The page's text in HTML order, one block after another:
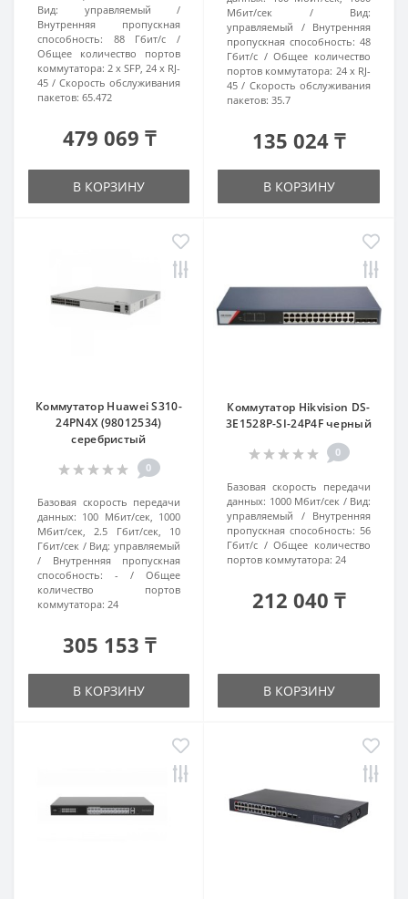
Вид:
управляемый
Внутренняя пропускная
способность:
88 Гбит/с
Общее количество портов
коммутатора: 2 x SFP, 24 х RJ-
45
Скорость обслуживания
пакетов: 65.472
479 069 ₸
В КОРЗИНУ
Мбит/сек
Вид:
управляемый
Внутренняя
пропускная способность: 48
Гбит/с
Общее количество
портов коммутатора: 24 х RJ-
45
Скорость обслуживания
пакетов: 35.7
135 024 ₸
В КОРЗИНУ
Коммутатор Huawei S310-
24PN4X (98012534)
серебристый
0
Базовая скорость передачи
данных: 100 Мбит/сек, 1000
Мбит/сек, 2.5 Гбит/сек, 10
Гбит/сек
Вид: управляемый
Внутренняя пропускная
способность:
-
Общее
количество портов
коммутатора: 24
305 153 ₸
В КОРЗИНУ
Коммутатор Hikvision DS-
3E1528P-SI-24P4F черный
0
Базовая скорость передачи
данных: 1000 Мбит/сек
Вид:
управляемый
Внутренняя
пропускная способность: 56
Гбит/с
Общее количество
портов коммутатора: 24
212 040 ₸
В КОРЗИНУ